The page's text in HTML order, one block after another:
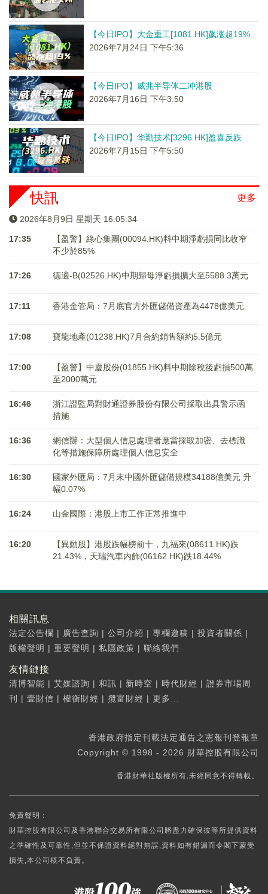
【今日IPO】大金重工[1081.HK]飙涨超19%
2026年7月24日 下午5:36
【今日IPO】威兆半导体二冲港股
2026年7月16日 下午3:50
【今日IPO】华勤技术[3296.HK]盈喜反跌
2026年7月15日 下午5:50
更多
快訊
2026年8月9日 星期天 16:05:34
17:35
【盈警】綠心集團(00094.HK)料中期淨虧損同比收窄
不少於85%
17:26 德適-B(02526.HK)中期歸母淨虧損擴大至5588.3萬元
17:11 香港金管局：7月底官方外匯儲備資產為4478億美元
17:08 寶龍地產(01238.HK)7月合約銷售額約5.5億元
17:00
【盈警】中慶股份(01855.HK)料中期除稅後虧損500萬
至2000萬元
16:46
浙江證監局對財通證券股份有限公司採取出具警示函
措施
16:36
網信辦：大型個人信息處理者應當採取加密、去標識
化等措施保障所處理個人信息安全
16:30
國家外匯局：7月末中國外匯儲備規模34188億美元 升
幅0.07%
16:24 山金國際：港股上市工作正常推進中
16:20
【異動股】港股跌幅榜前十，九福來(08611.HK)跌
21.43%，天瑞汽車内飾(06162.HK)跌18.44%
相關訊息
法定公告欄 | 廣告查詢 | 公司介紹 | 專欄邀稿 | 投資者關係 |
版權聲明 | 重要聲明 | 私隱政策 | 聯絡我們
友情鏈接
清博智能 | 艾媒諮詢 | 和訊 | 新時空 | 時代財經 | 證券市場周
刊
| 壹財信 | 權衡財經 | 攬富財經 | 更多...
香港政府指定刊載法定通告之憲報刊登報章
Copyright © 1998 - 2026 財華控股有限公司
香港財華社版權所有,未經同意不得轉載。
免責聲明：
財華控股有限公司及香港聯合交易所有限公司將盡力確保彼等所提供資料
之準確性及可靠性,但並不保證資料絕對無誤,資料如有錯漏而令閣下蒙受
損失,本公司概不負責。